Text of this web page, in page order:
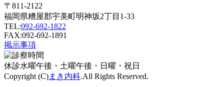
〒811-2122
福岡県糟屋郡宇美町明神坂2丁目1-33
TEL:092-692-1822
FAX:092-692-1891
掲示事項
休診水曜午後・土曜午後・日曜・祝日
Copyright (C)まき内科.All Rights Reserved.